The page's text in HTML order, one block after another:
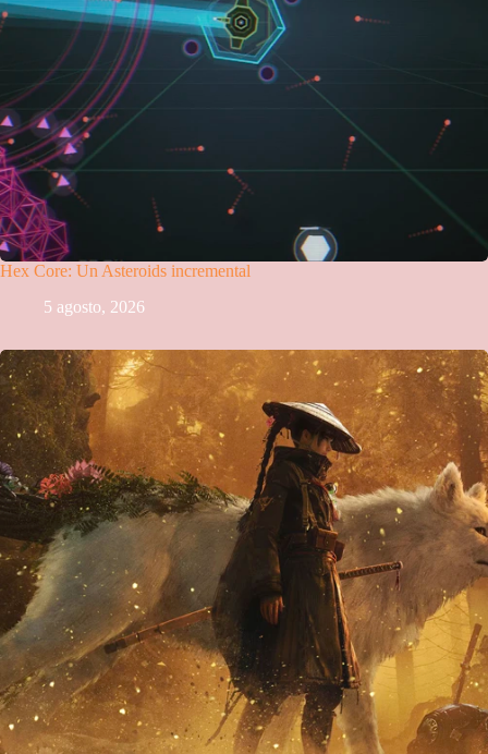
Hex Core: Un Asteroids incremental
5 agosto, 2026